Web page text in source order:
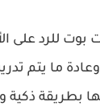
بوت للرد على
ما يتم
بطريقة